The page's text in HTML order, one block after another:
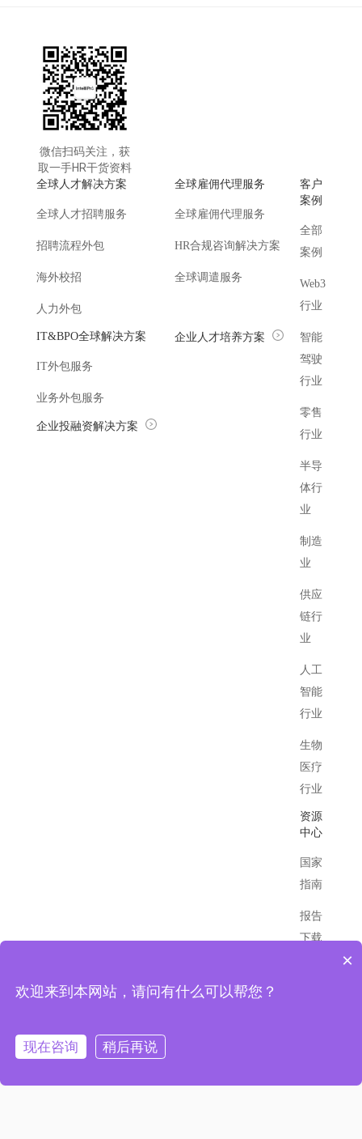
微信扫码关注，获
取一手HR干货资料
全球人才解决方案
全球人才招聘服务
招聘流程外包
海外校招
人力外包
全球雇佣代理服务
全球雇佣代理服务
HR合规咨询解决方案
全球调遣服务
IT&BPO全球解决方案
IT外包服务
业务外包服务
企业人才培养方案
企业投融资解决方案
客户
案例
全部
案例
Web3
行业
智能
驾驶
行业
零售
行业
半导
体行
业
制造
业
供应
链行
业
人工
智能
行业
生物
医疗
行业
资源
中心
国家
指南
报告
下载
×
欢迎来到本网站，请问有什么可以帮您？
现在咨询 稍后再说